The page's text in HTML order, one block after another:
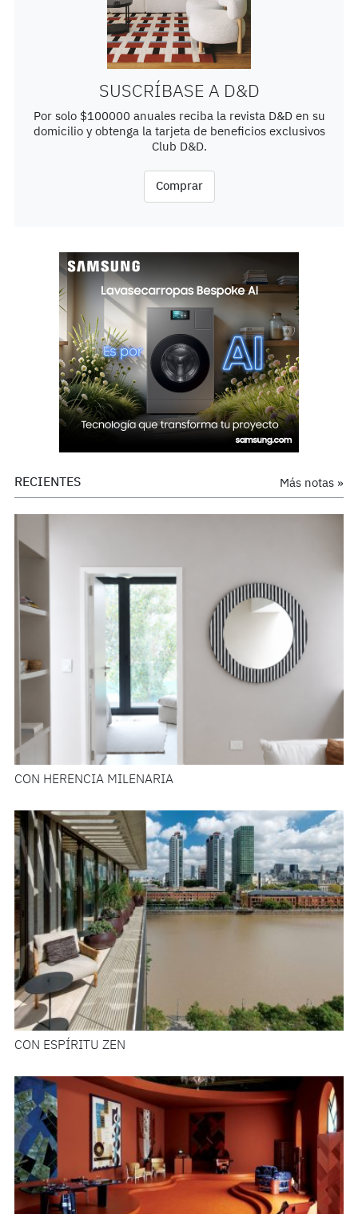
SUSCRÍBASE A D&D
Por solo $100000 anuales reciba la revista D&D en su
domicilio y obtenga la tarjeta de beneficios exclusivos
Club D&D.
Comprar
Más notas »
RECIENTES
CON HERENCIA MILENARIA
CON ESPÍRITU ZEN